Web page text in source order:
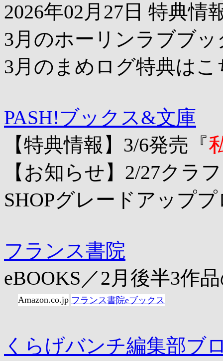
2026年02月27日 特典情
3月のホーリンラブブ
3月のまめログ特典はこ
PASH!ブックス&文庫
【特典情報】3/6発売『
【お知らせ】2/27クラ
SHOPグレードアップ
フランス書院
eBOOKS／2月後半3作
Amazon.co.jp フランス書院eブックス
くらげバンチ編集部ブ